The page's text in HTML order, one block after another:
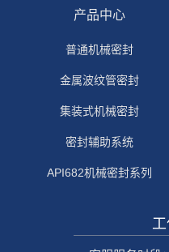
产品中心
普通机械密封
金属波纹管密封
集装式机械密封
密封辅助系统
API682机械密封系列
工